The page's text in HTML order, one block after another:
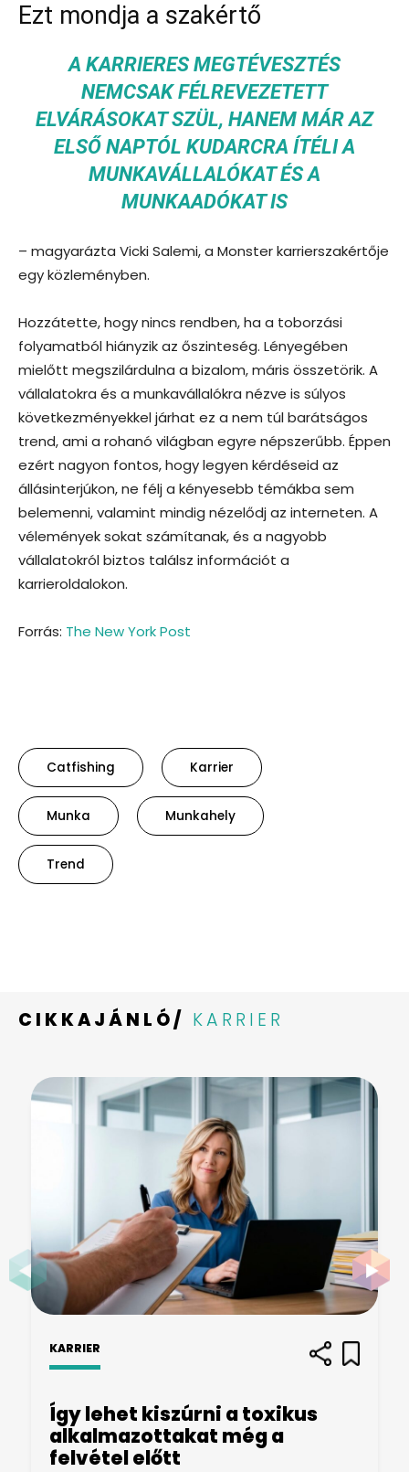
Ezt mondja a szakértő
A KARRIERES MEGTÉVESZTÉS
NEMCSAK FÉLREVEZETETT
ELVÁRÁSOKAT SZÜL, HANEM MÁR AZ
ELSŐ NAPTÓL KUDARCRA ÍTÉLI A
MUNKAVÁLLALÓKAT ÉS A
MUNKAADÓKAT IS
– magyarázta Vicki Salemi, a Monster karrierszakértője
egy közleményben.
Hozzátette, hogy nincs rendben, ha a toborzási
folyamatból hiányzik az őszinteség. Lényegében
mielőtt megszilárdulna a bizalom, máris összetörik. A
vállalatokra és a munkavállalókra nézve is súlyos
következményekkel járhat ez a nem túl barátságos
trend, ami a rohanó világban egyre népszerűbb. Éppen
ezért nagyon fontos, hogy legyen kérdéseid az
állásinterjúkon, ne félj a kényesebb témákba sem
belemenni, valamint mindig nézelődj az interneten. A
vélemények sokat számítanak, és a nagyobb
vállalatokról biztos találsz információt a
karrieroldalokon.
Forrás: The New York Post
Catfishing Karrier
Munka Munkahely
Trend
CIKKAJÁNLÓ/ KARRIER
KARRIER
Így lehet kiszúrni a toxikus
alkalmazottakat még a
felvétel előtt